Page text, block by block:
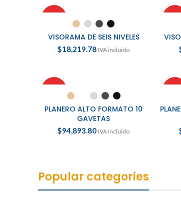
SELECCIONAR OPCIONES
VISORAMA DE SEIS NIVELES
$18,219.78 IVA incluido
SELECCIONAR OPCIONES
PLANERO ALTO FORMATO 10
GAVETAS
$94,893.80 IVA incluido
Popular categories